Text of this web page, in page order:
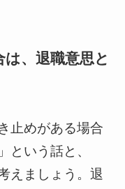
、退職意思と
止めがある場合
という話と、
えましょう。退